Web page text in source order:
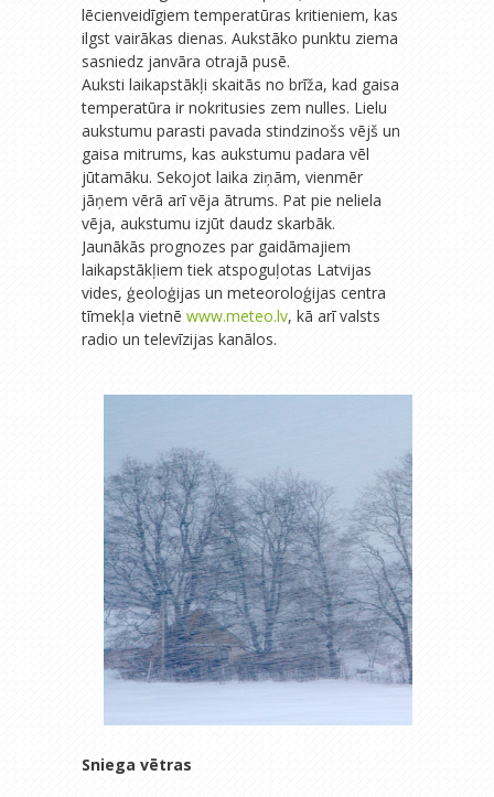
lēcienveidīgiem temperatūras kritieniem, kas
ilgst vairākas dienas. Aukstāko punktu ziema
sasniedz janvāra otrajā pusē.
Auksti laikapstākļi skaitās no brīža, kad gaisa
temperatūra ir nokritusies zem nulles. Lielu
aukstumu parasti pavada stindzinošs vējš un
gaisa mitrums, kas aukstumu padara vēl
jūtamāku. Sekojot laika ziņām, vienmēr
jāņem vērā arī vēja ātrums. Pat pie neliela
vēja, aukstumu izjūt daudz skarbāk.
Jaunākās prognozes par gaidāmajiem
laikapstākļiem tiek atspoguļotas Latvijas
vides, ģeoloģijas un meteoroloģijas centra
tīmekļa vietnē www.meteo.lv, kā arī valsts
radio un televīzijas kanālos.
Sniega vētras